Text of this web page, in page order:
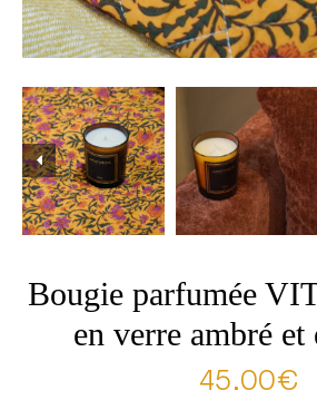
Bougie parfumée
en verre ambré
45.00€